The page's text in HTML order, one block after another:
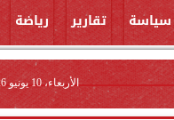
سياسة تقارير رياضة
الأربعاء، 10 يونيو 2026